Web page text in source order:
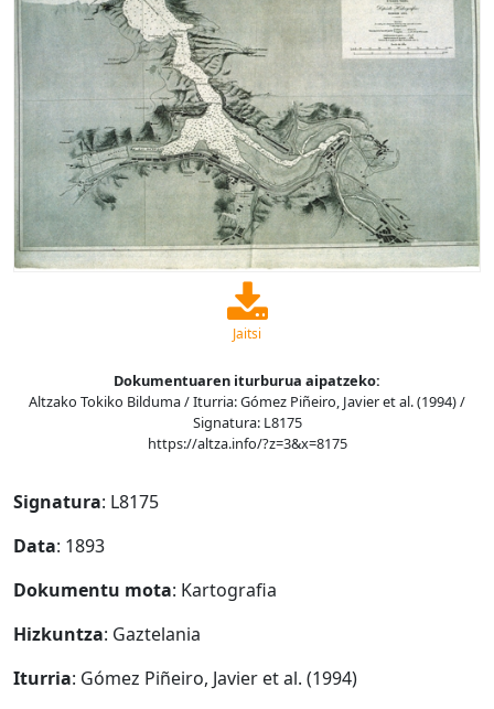
Jaitsi
Dokumentuaren iturburua aipatzeko:
Altzako Tokiko Bilduma / Iturria: Gómez Piñeiro, Javier et al. (1994) /
Signatura: L8175
https://altza.info/?z=3&x=8175
Signatura: L8175
Data: 1893
Dokumentu mota: Kartografia
Hizkuntza: Gaztelania
Iturria: Gómez Piñeiro, Javier et al. (1994)